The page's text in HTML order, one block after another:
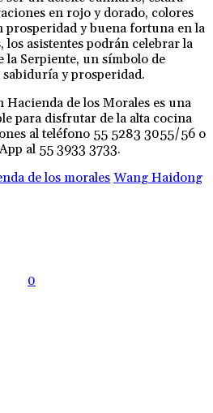
en rojo y dorado, colores
prosperidad y buena fortuna en la
los asistentes podrán celebrar la
la Serpiente, un símbolo de
y prosperidad.
Hacienda de los Morales es una
para disfrutar de la alta cocina
al teléfono 55 5283 3055/56 o
al 55 3933 3733.
de los morales Wang Haidong
0